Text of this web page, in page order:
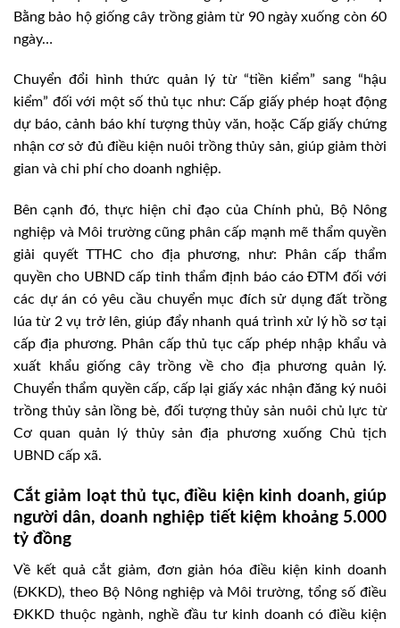
Bằng bảo hộ giống cây trồng giảm từ 90 ngày xuống còn 60
ngày…
Chuyển đổi hình thức quản lý từ “tiền kiểm” sang “hậu
kiểm” đối với một số thủ tục như: Cấp giấy phép hoạt động
dự báo, cảnh báo khí tượng thủy văn, hoặc Cấp giấy chứng
nhận cơ sở đủ điều kiện nuôi trồng thủy sản, giúp giảm thời
gian và chi phí cho doanh nghiệp.
Bên cạnh đó, thực hiện chỉ đạo của Chính phủ, Bộ Nông
nghiệp và Môi trường cũng phân cấp mạnh mẽ thẩm quyền
giải quyết TTHC cho địa phương, như: Phân cấp thẩm
quyền cho UBND cấp tỉnh thẩm định báo cáo ĐTM đối với
các dự án có yêu cầu chuyển mục đích sử dụng đất trồng
lúa từ 2 vụ trở lên, giúp đẩy nhanh quá trình xử lý hồ sơ tại
cấp địa phương. Phân cấp thủ tục cấp phép nhập khẩu và
xuất khẩu giống cây trồng về cho địa phương quản lý.
Chuyển thẩm quyền cấp, cấp lại giấy xác nhận đăng ký nuôi
trồng thủy sản lồng bè, đối tượng thủy sản nuôi chủ lực từ
Cơ quan quản lý thủy sản địa phương xuống Chủ tịch
UBND cấp xã.
Cắt giảm loạt thủ tục, điều kiện kinh doanh, giúp
người dân, doanh nghiệp tiết kiệm khoảng 5.000
tỷ đồng
Về kết quả cắt giảm, đơn giản hóa điều kiện kinh doanh
(ĐKKD), theo Bộ Nông nghiệp và Môi trường, tổng số điều
ĐKKD thuộc ngành, nghề đầu tư kinh doanh có điều kiện